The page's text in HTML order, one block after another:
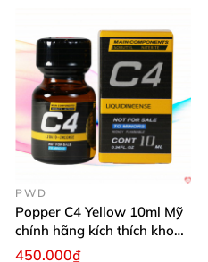
PWD
Popper C4 Yellow 10ml Mỹ
chính hãng kích thích khoái
cảm
450.000₫